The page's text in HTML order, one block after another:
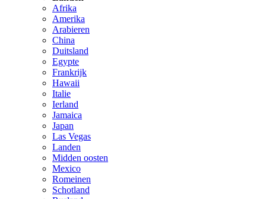
Afrika
Amerika
Arabieren
China
Duitsland
Egypte
Frankrijk
Hawaii
Italie
Ierland
Jamaica
Japan
Las Vegas
Landen
Midden oosten
Mexico
Romeinen
Schotland